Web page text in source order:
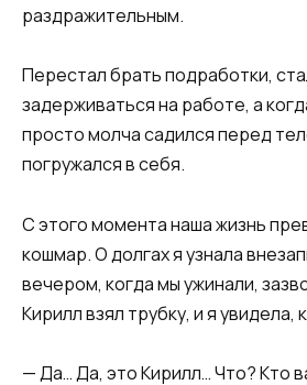
раздражительным.
Перестал брать подработки,
задерживаться на работе, а
просто молча садился перед
погружался в себя.​​
​​С этого момента наша жизнь
кошмар. О долгах я узнала
вечером, когда мы ужинали,
Кирилл взял трубку, и я увидела,
​​— Да… Да, это Кирилл… Что? Кто